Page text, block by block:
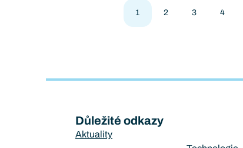
1 2 3 4
Důležité odkazy
Aktuality